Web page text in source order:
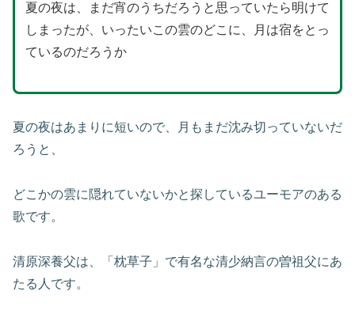
夏の夜は、まだ宵のうちだろうと思っていたら明けて
しまったが、いったいこの雲のどこに、月は宿をとっ
ているのだろうか
夏の夜はあまりに短いので、月もまだ沈み切っていないだ
ろうと、
どこかの雲に隠れていないかと探しているユーモアのある
歌です。
清原深養父は、「枕草子」で有名な清少納言の曽祖父にあ
たる人です。